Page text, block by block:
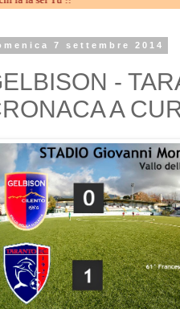
7 settembre 2014
-
A